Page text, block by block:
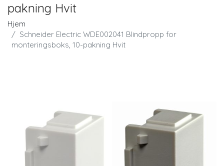
pakning Hvit
Hjem
Schneider Electric WDE002041 Blindpropp for
monteringsboks, 10-pakning Hvit